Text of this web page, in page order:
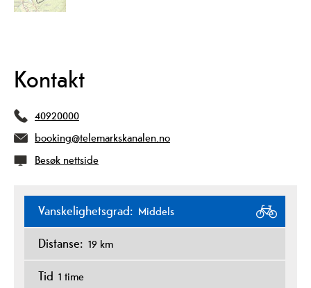
Kontakt
40920000
booking@telemarkskanalen.no
Besøk nettside
Vanskelighetsgrad: Middels
Distanse: 19 km
Tid 1 time